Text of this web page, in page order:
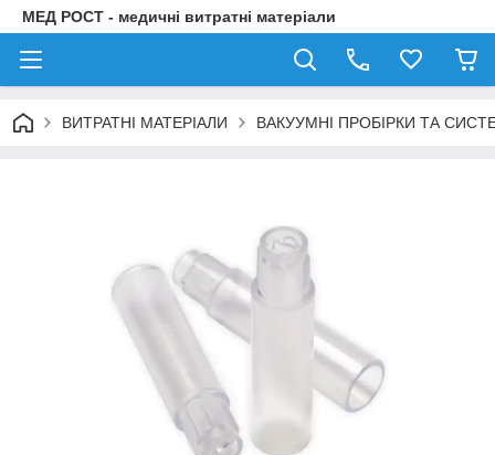
МЕД РОСТ - медичні витратні матеріали
ВИТРАТНІ МАТЕРІАЛИ ВАКУУМНІ ПРОБІРКИ ТА